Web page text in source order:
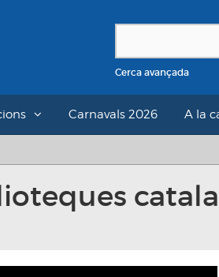
Cerca avançada
Carnavals 2026 A la